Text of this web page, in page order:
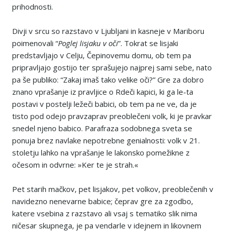
prihodnosti.
Divji v srcu so razstavo v Ljubljani in kasneje v Mariboru
poimenovali “Poglej lisjaku v oči”. Tokrat se lisjaki
predstavljajo v Celju, Čepinovemu domu, ob tem pa
pripravljajo gostijo ter sprašujejo najprej sami sebe, nato
pa še publiko: “Zakaj imaš tako velike oči?” Gre za dobro
znano vprašanje iz pravljice o Rdeči kapici, ki ga le-ta
postavi v postelji ležeči babici, ob tem pa ne ve, da je
tisto pod odejo pravzaprav preoblečeni volk, ki je pravkar
snedel njeno babico. Parafraza sodobnega sveta se
ponuja brez navlake nepotrebne genialnosti: volk v 21.
stoletju lahko na vprašanje le lakonsko pomežikne z
očesom in odvrne: »Ker te je strah.«
Pet starih mačkov, pet lisjakov, pet volkov, preoblečenih v
navidezno nenevarne babice; čeprav gre za zgodbo,
katere vsebina z razstavo ali vsaj s tematiko slik nima
ničesar skupnega, je pa vendarle v idejnem in likovnem